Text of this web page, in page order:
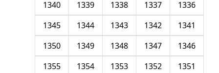
1336
1337
1338
1339
1340
1341
1342
1343
1344
1345
1346
1347
1348
1349
1350
1351
1352
1353
1354
1355